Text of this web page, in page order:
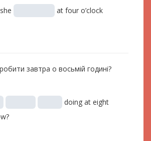
she
at four o’clock
завтра о восьмій годині?
doing at eight